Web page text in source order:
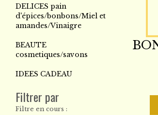
DELICES pain
d'épices/bonbons/Miel et
amandes/Vinaigre
BEAUTE
cosmetiques/savons
IDEES CADEAU
Filtrer par
Filtre en cours :